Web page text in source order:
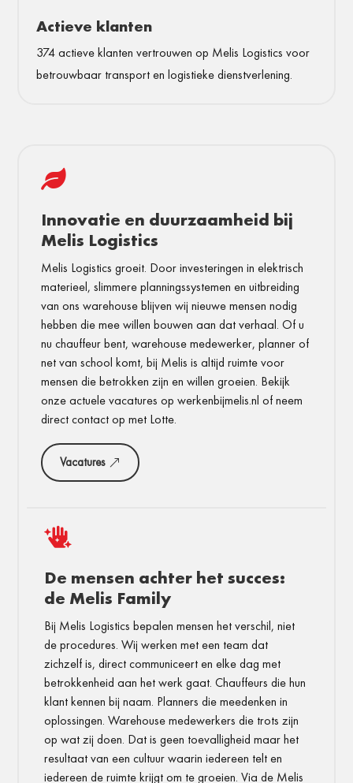
Actieve klanten
374 actieve klanten vertrouwen op Melis Logistics voor
betrouwbaar transport en logistieke dienstverlening.

Innovatie en duurzaamheid bij
Melis Logistics
Melis Logistics groeit. Door investeringen in elektrisch
materieel, slimmere planningssystemen en uitbreiding
van ons warehouse blijven wij nieuwe mensen nodig
hebben die mee willen bouwen aan dat verhaal. Of u
nu chauffeur bent, warehouse medewerker, planner of
net van school komt, bij Melis is altijd ruimte voor
mensen die betrokken zijn en willen groeien. Bekijk
onze actuele vacatures op werkenbijmelis.nl of neem
direct contact op met Lotte.
Vacatures

De mensen achter het succes:
de Melis Family
Bij Melis Logistics bepalen mensen het verschil, niet
de procedures. Wij werken met een team dat
zichzelf is, direct communiceert en elke dag met
betrokkenheid aan het werk gaat. Chauffeurs die hun
klant kennen bij naam. Planners die meedenken in
oplossingen. Warehouse medewerkers die trots zijn
op wat zij doen. Dat is geen toevalligheid maar het
resultaat van een cultuur waarin iedereen telt en
iedereen de ruimte krijgt om te groeien. Via de Melis